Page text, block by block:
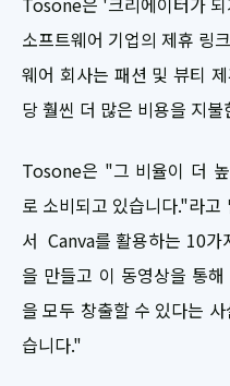
소프트웨어 기업의 제휴 링
웨어 회사는 패션 및 뷰티
당 훨씬 더 많은 비용을 지
Tosone은 "그 비율이 더
로 소비되고 있습니다."라
서 Canva를 활용하는 10
을 만들고 이 동영상을 통
을 모두 창출할 수 있다는
습니다."